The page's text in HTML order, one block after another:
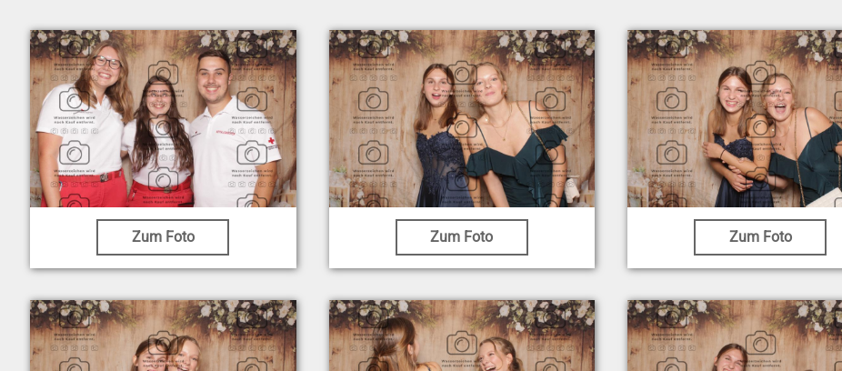
Zum Foto Zum Foto Zum Foto